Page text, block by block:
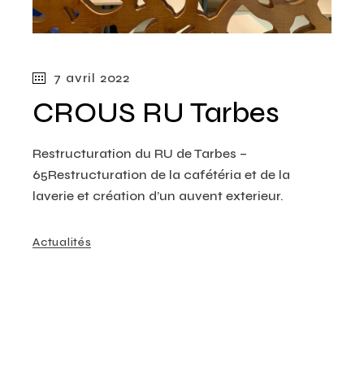
7 avril 2022
CROUS RU Tarbes
Restructuration du RU de Tarbes –
65Restructuration de la cafétéria et de la
laverie et création d’un auvent exterieur.
Actualités